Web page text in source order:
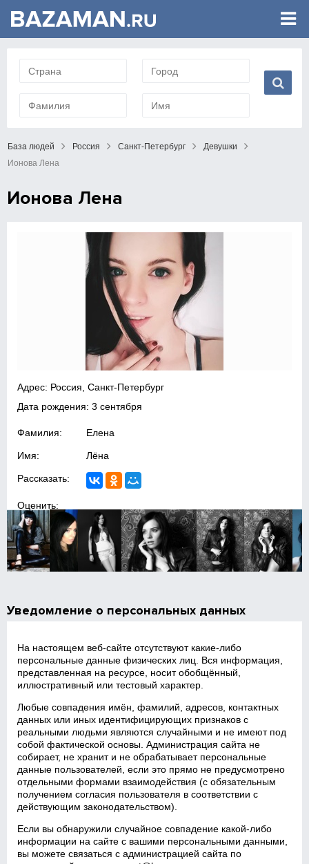
База людей Россия Санкт-Петербург
Девушки
Ионова Лена
Ионова Лена
Адрес: Россия, Санкт-Петербург
Дата рождения: 3 сентября
Фамилия: Елена
Имя: Лёна
Рассказать:
Оценить:
Уведомление о персональных данных
На настоящем веб‑сайте отсутствуют какие‑либо
персональные данные физических лиц. Вся информация,
представленная на ресурсе, носит обобщённый,
иллюстративный или тестовый характер.
Любые совпадения имён, фамилий, адресов, контактных
данных или иных идентифицирующих признаков с
реальными людьми являются случайными и не имеют под
собой фактической основы. Администрация сайта не
собирает, не хранит и не обрабатывает персональные
данные пользователей, если это прямо не предусмотрено
отдельными формами взаимодействия (с обязательным
получением согласия пользователя в соответствии с
действующим законодательством).
Если вы обнаружили случайное совпадение какой‑либо
информации на сайте с вашими персональными данными,
вы можете связаться с администрацией сайта по